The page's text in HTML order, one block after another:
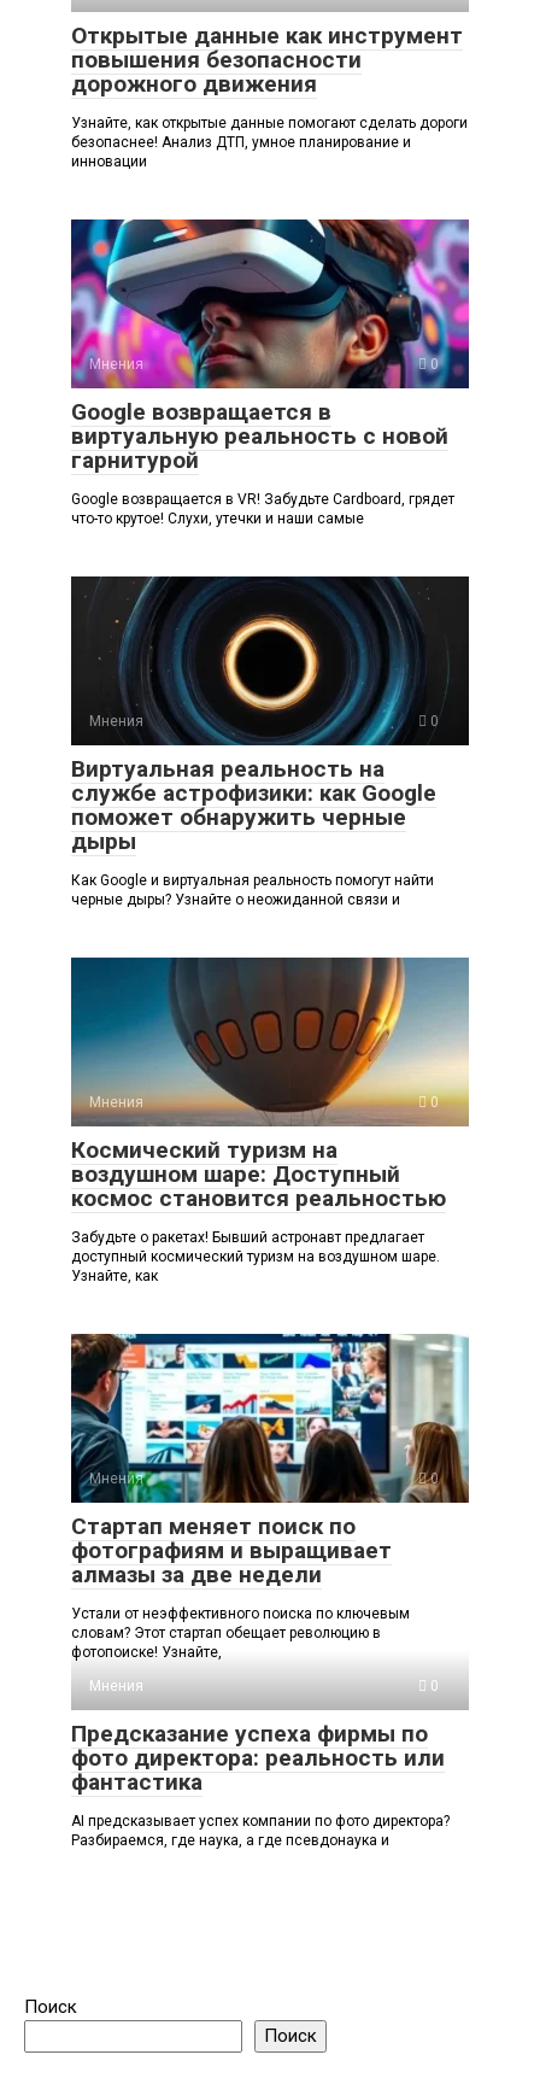
Открытые данные как инструмент
повышения безопасности
дорожного движения
Узнайте, как открытые данные помогают сделать дороги
безопаснее! Анализ ДТП, умное планирование и
инновации
Мнения 0
Google возвращается в
виртуальную реальность с новой
гарнитурой
Google возвращается в VR! Забудьте Cardboard, грядет
что-то крутое! Слухи, утечки и наши самые
Мнения 0
Виртуальная реальность на
службе астрофизики: как Google
поможет обнаружить черные
дыры
Как Google и виртуальная реальность помогут найти
черные дыры? Узнайте о неожиданной связи и
Мнения 0
Космический туризм на
воздушном шаре: Доступный
космос становится реальностью
Забудьте о ракетах! Бывший астронавт предлагает
доступный космический туризм на воздушном шаре.
Узнайте, как
Мнения 0
Стартап меняет поиск по
фотографиям и выращивает
алмазы за две недели
Устали от неэффективного поиска по ключевым
словам? Этот стартап обещает революцию в
фотопоиске! Узнайте,
Мнения
0
Предсказание успеха фирмы по
фото директора: реальность или
фантастика
AI предсказывает успех компании по фото директора?
Разбираемся, где наука, а где псевдонаука и
Поиск
Поиск